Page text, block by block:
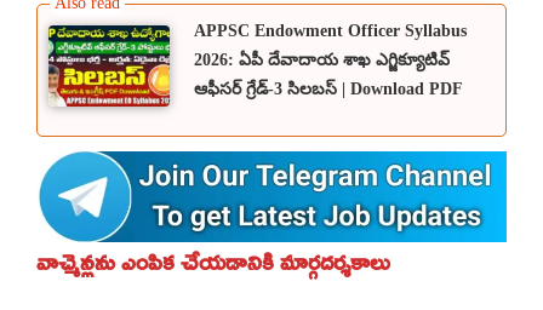
APPSC Endowment Officer Syllabus
2026: ఏపీ దేవాదాయ శాఖ ఎగ్జిక్యూటివ్
ఆఫీసర్ గ్రేడ్-3 సిలబస్ | Download PDF
వాచ్మెన్లను ఎంపిక చేయడానికి మార్గదర్శకాలు